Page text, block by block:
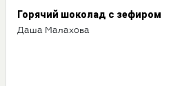
Горячий шоколад с зефиром
Даша Малахова